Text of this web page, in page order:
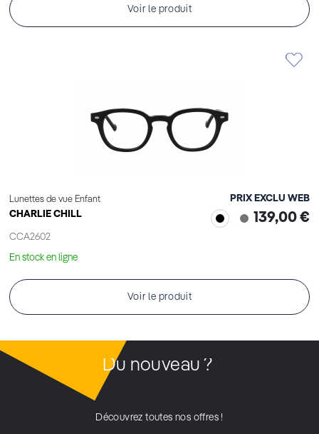
Voir le produit
Lunettes de vue Enfant
CHARLIE CHILL
CCA2602
PRIX EXCLU WEB
139,00 €
En stock en ligne
Voir le produit
Du nouveau ?
Découvrez toutes nos offres !